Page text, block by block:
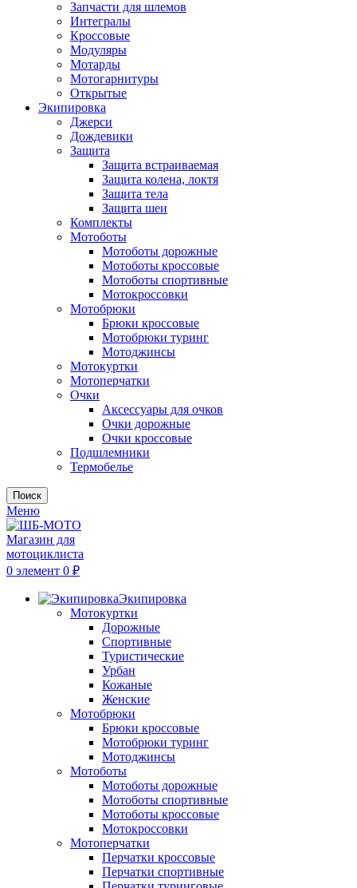
Запчасти для шлемов
Интегралы
Кроссовые
Модуляры
Мотарды
Мотогарнитуры
Открытые
Экипировка
Джерси
Дождевики
Защита
Защита встраиваемая
Защита колена, локтя
Защита тела
Защита шеи
Комплекты
Мотоботы
Мотоботы дорожные
Мотоботы кроссовые
Мотоботы спортивные
Мотокроссовки
Мотобрюки
Брюки кроссовые
Мотобрюки туринг
Мотоджинсы
Мотокуртки
Мотоперчатки
Очки
Аксессуары для очков
Очки дорожные
Очки кроссовые
Подшлемники
Термобелье
Поиск
Меню
0 элемент 0 ₽
Экипировка
Мотокуртки
Дорожные
Спортивные
Туристические
Урбан
Кожаные
Женские
Мотобрюки
Брюки кроссовые
Мотобрюки туринг
Мотоджинсы
Мотоботы
Мотоботы дорожные
Мотоботы спортивные
Мотоботы кроссовые
Мотокроссовки
Мотоперчатки
Перчатки кроссовые
Перчатки спортивные